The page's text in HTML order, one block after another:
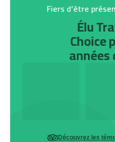
Fiers d’être
Élu
Choice
années
Découvrez les